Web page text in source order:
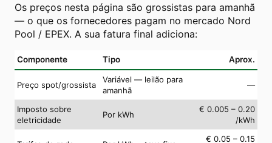
Os preços nesta página são grossistas para amanhã
— o que os fornecedores pagam no mercado Nord
Pool / EPEX. A sua fatura final adiciona:
Componente Tipo Aprox.
Preço spot/grossista
Variável — leilão para
amanhã
—
Imposto sobre
eletricidade
Por kWh
€ 0.005 – 0.20
/kWh
€ 0.05 – 0.15